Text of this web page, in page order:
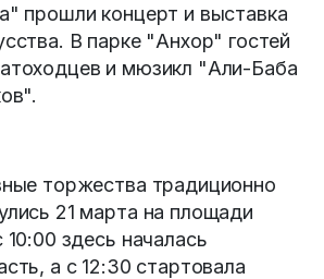
прошли концерт и выставка
В парке "Анхор" гостей
и мюзикл "Али-Баба
торжества традиционно
21 марта на площади
здесь началась
а с 12:30 стартовала